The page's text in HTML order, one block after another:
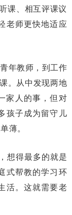
课、相互评课议
老师更快地适应
年教师，到工作
。从中发现两地
家人的事，但对
孩子成为留守儿
薄。
想得最多的就是
式帮教的学习环
活。这就需要老